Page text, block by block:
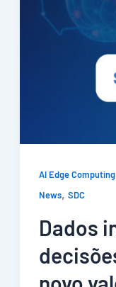
AI Edge Computing
News, SDC
Dados